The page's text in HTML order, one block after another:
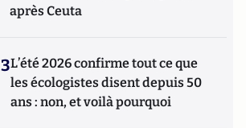
après Ceuta
3L’été 2026 confirme tout ce que
les écologistes disent depuis 50
ans : non, et voilà pourquoi